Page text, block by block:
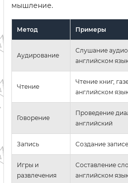
мышление.
Метод Примеры
Аудирование
Слушание
английском
Чтение
Чтение книг,
английском
Говорение
Проведение
английский
Запись Создание
Игры и
развлечения
Составление
английском